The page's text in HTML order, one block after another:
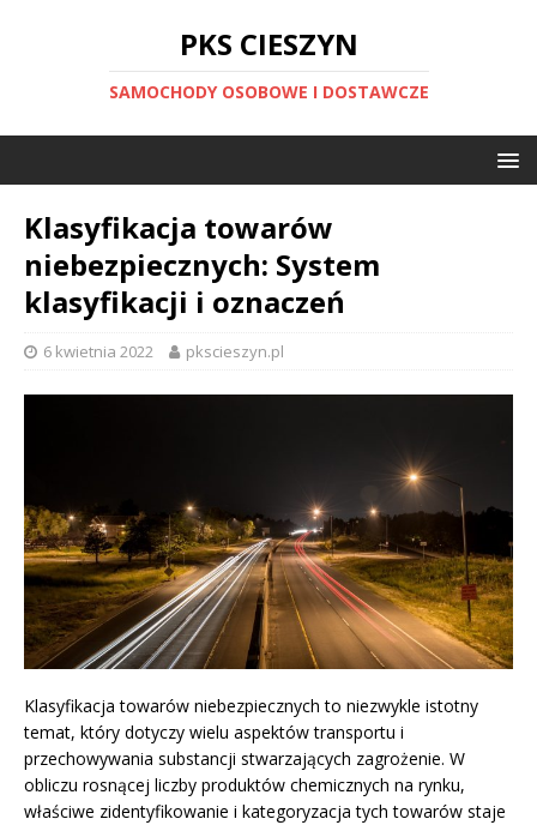
PKS CIESZYN
SAMOCHODY OSOBOWE I DOSTAWCZE
Klasyfikacja towarów
niebezpiecznych: System
klasyfikacji i oznaczeń
6 kwietnia 2022 pkscieszyn.pl
Klasyfikacja towarów niebezpiecznych to niezwykle istotny
temat, który dotyczy wielu aspektów transportu i
przechowywania substancji stwarzających zagrożenie. W
obliczu rosnącej liczby produktów chemicznych na rynku,
właściwe zidentyfikowanie i kategoryzacja tych towarów staje